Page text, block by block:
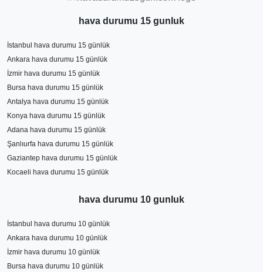
hava tahminleri sık sık değişerek yaklaşan günlerde
hava durumu 15 gunluk
İstanbul hava durumu 15 günlük
Ankara hava durumu 15 günlük
İzmir hava durumu 15 günlük
Bursa hava durumu 15 günlük
Antalya hava durumu 15 günlük
Konya hava durumu 15 günlük
Adana hava durumu 15 günlük
Şanlıurfa hava durumu 15 günlük
Gaziantep hava durumu 15 günlük
Kocaeli hava durumu 15 günlük
hava durumu 10 gunluk
İstanbul hava durumu 10 günlük
Ankara hava durumu 10 günlük
İzmir hava durumu 10 günlük
Bursa hava durumu 10 günlük